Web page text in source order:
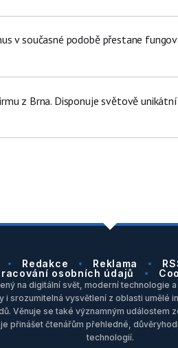
v současné podobě přestane
z Brna. Disponuje světově unikátní
Redakce Reklama
osobních údajů
na digitální svět, moderní technologie
i srozumitelná vysvětlení z oblasti
Věnuje se také významným událostem
přinášet čtenářům přehledné,
technologií.